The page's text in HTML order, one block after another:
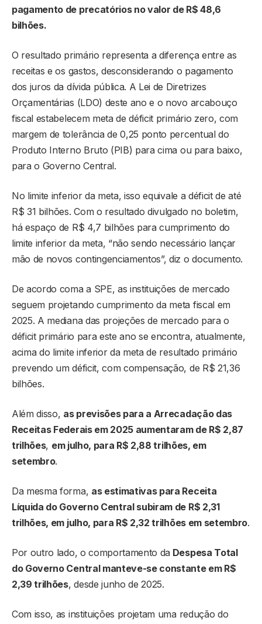
pagamento de precatórios no valor de R$ 48,6
bilhões.
O resultado primário representa a diferença entre as
receitas e os gastos, desconsiderando o pagamento
dos juros da dívida pública. A Lei de Diretrizes
Orçamentárias (LDO) deste ano e o novo arcabouço
fiscal estabelecem meta de déficit primário zero, com
margem de tolerância de 0,25 ponto percentual do
Produto Interno Bruto (PIB) para cima ou para baixo,
para o Governo Central.
No limite inferior da meta, isso equivale a déficit de até
R$ 31 bilhões. Com o resultado divulgado no boletim,
há espaço de R$ 4,7 bilhões para cumprimento do
limite inferior da meta, “não sendo necessário lançar
mão de novos contingenciamentos”, diz o documento.
De acordo coma a SPE, as instituições de mercado
seguem projetando cumprimento da meta fiscal em
2025. A mediana das projeções de mercado para o
déficit primário para este ano se encontra, atualmente,
acima do limite inferior da meta de resultado primário
prevendo um déficit, com compensação, de R$ 21,36
bilhões.
Além disso, as previsões para a Arrecadação das
Receitas Federais em 2025 aumentaram de R$ 2,87
trilhões, em julho, para R$ 2,88 trilhões, em
setembro.
Da mesma forma, as estimativas para Receita
Líquida do Governo Central subiram de R$ 2,31
trilhões, em julho, para R$ 2,32 trilhões em setembro.
Por outro lado, o comportamento da Despesa Total
do Governo Central manteve-se constante em R$
2,39 trilhões, desde junho de 2025.
Com isso, as instituições projetam uma redução do